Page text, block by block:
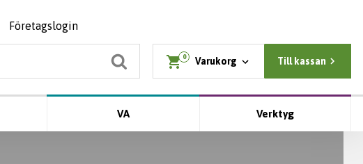
Företagslogin
0 Varukorg Till kassan
VA Verktyg